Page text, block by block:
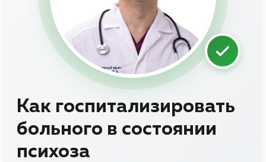
Как госпитализировать
больного в состоянии
психоза